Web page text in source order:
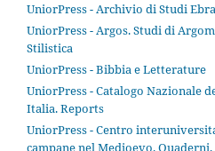
UniorPress - Archivio di Studi
UniorPress - Argos. Studi di
Stilistica
UniorPress - Bibbia e Letterature
UniorPress - Catalogo Nazionale
Italia. Reports
UniorPress - Centro
campane nel Medioevo.